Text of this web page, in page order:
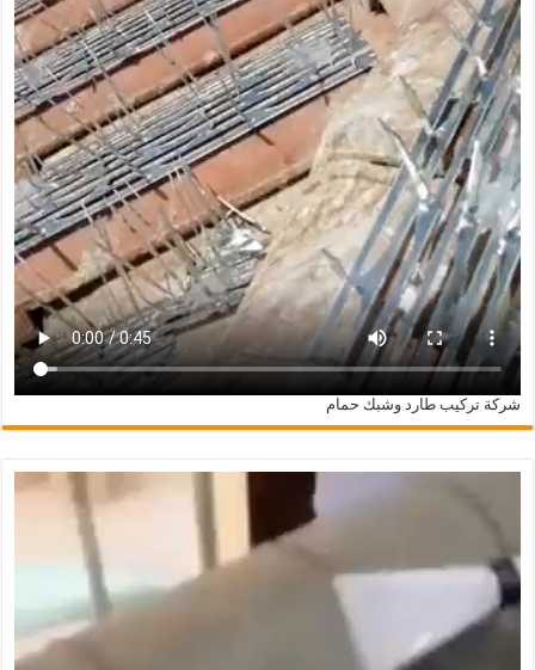
شركة تركيب طارد وشبك حمام